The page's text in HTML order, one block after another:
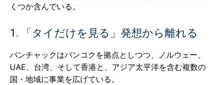
くつか含んでいる。
1. 「タイだけを見る」発想から離れる
バンチャックはバンコクを拠点としつつ、ノルウェー、
UAE、台湾、そして香港と、アジア太平洋を含む複数の
国・地域に事業を広げている。